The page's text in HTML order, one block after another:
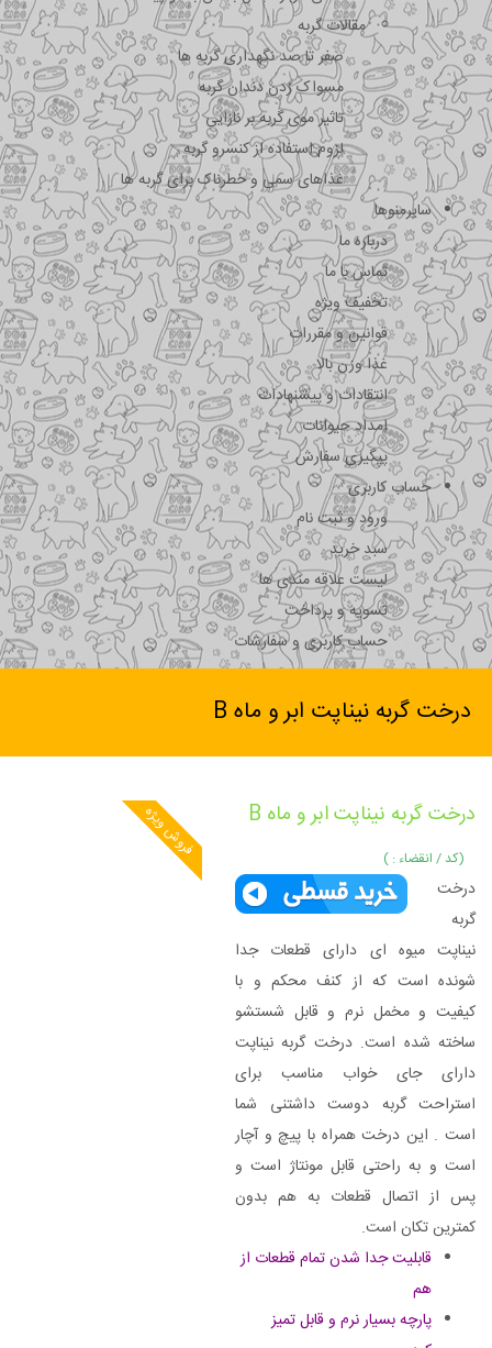
مقالات گربه
صفر تا صد نگهداری گربه ها
مسواک زدن دندان گربه
تاثیر موی گربه بر نازایی
لزوم استفاده از کنسرو گربه
غذاهای سمی و خطرناک برای گربه ها
سایرمنوها
درباره ما
تماس با ما
تخفیف ویژه
قوانین و مقررات
غذا وزن بالا
انتقادات و پیشنهادات
امداد حیوانات
پیگیری سفارش
حساب کاربری
ورود و ثبت نام
سبد خرید
لیست علاقه مندی ها
تسویه و پرداخت
حساب کاربری و سفارشات
درخت گربه نیناپت ابر و ماه B
فروش ویژه درخت گربه نیناپت ابر و ماه B
(کد / انقضاء : )
درخت
گربه
نیناپت میوه ای دارای قطعات جدا
شونده است که از کنف محکم و با
کیفیت و مخمل نرم و قابل شستشو
ساخته شده است. درخت گربه نیناپت
دارای جای خواب مناسب برای
استراحت گربه دوست داشتنی شما
است . این درخت همراه با پیچ و آچار
است و به راحتی قابل مونتاژ است و
پس از اتصال قطعات به هم بدون
کمترین تکان است.
قابلیت جدا شدن تمام قطعات از
هم
پارچه بسیار نرم و قابل تمیز